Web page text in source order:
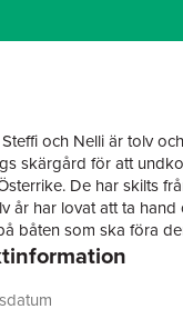
och Nelli är tolv
skärgård för att
De har skilts
år har lovat att ta hand
båten som ska föra
Nelli vad som
ett piano och en
en karg verklighet.